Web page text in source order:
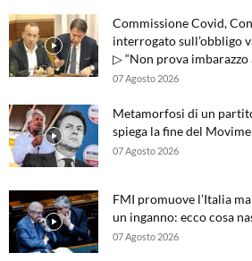
Commissione Covid,
interrogato sull’obbligo
▷ “Non prova imbarazzo
07 Agosto 2026
Metamorfosi di un
spiega la fine del
07 Agosto 2026
FMI promuove l’Italia
un inganno: ecco cosa
07 Agosto 2026